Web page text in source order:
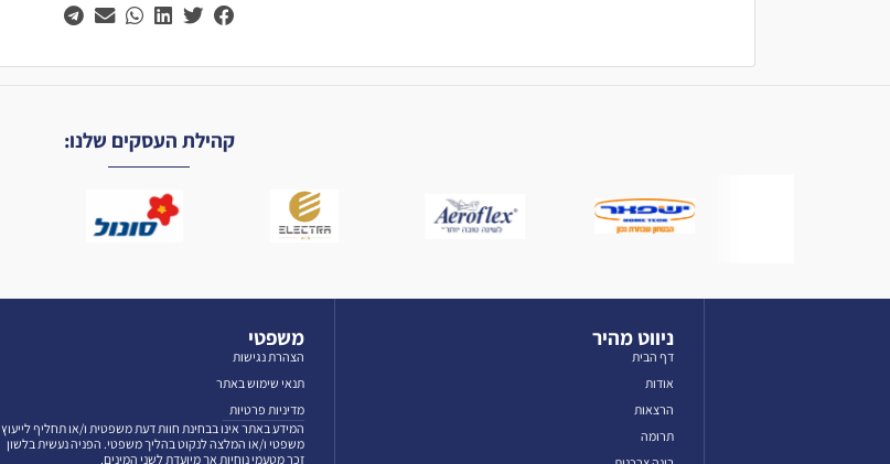
קהילת העסקים שלנו:
ניווט מהיר
דף הבית
אודות
הרצאות
תרומה
משפטי
הצהרת נגישות
תנאי שימוש באתר
מדיניות פרטיות
המידע באתר אינו בבחינת חוות דעת משפטית ו/או תחליף לייעוץ
משפטי ו/או המלצה לנקוט בהליך משפטי. הפניה נעשית בלשון
זכר מטעמי נוחיות אך מיועדת לשני המינים.